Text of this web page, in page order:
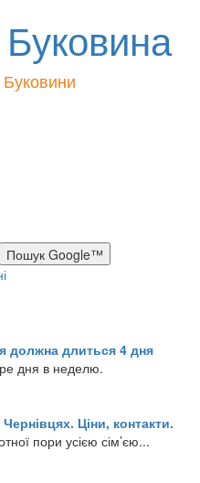
Буковини
должна длиться 4 дня
дня в неделю.
Ціни, контакти.
пори усією сім’єю...